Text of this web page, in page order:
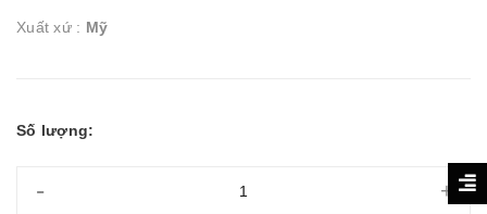
Xuất xứ : Mỹ
Số lượng:
- +